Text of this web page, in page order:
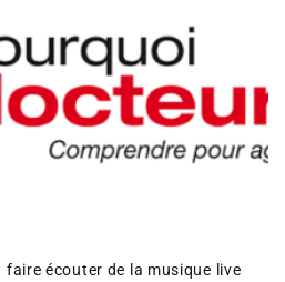
écouter de la musique live